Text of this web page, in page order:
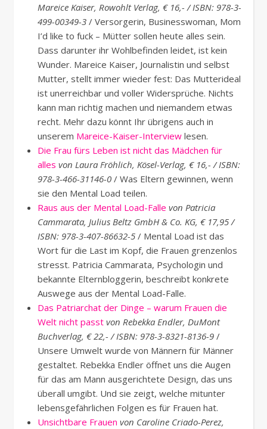
Mareice Kaiser, Rowohlt Verlag, € 16,- / ISBN: 978-3-
499-00349-3 / Versorgerin, Businesswoman, Mom
I’d like to fuck – Mütter sollen heute alles sein.
Dass darunter ihr Wohlbefinden leidet, ist kein
Wunder. Mareice Kaiser, Journalistin und selbst
Mutter, stellt immer wieder fest: Das Mutterideal
ist unerreichbar und voller Widersprüche. Nichts
kann man richtig machen und niemandem etwas
recht. Mehr dazu könnt Ihr übrigens auch in
unserem Mareice-Kaiser-Interview lesen.
Die Frau fürs Leben ist nicht das Mädchen für
alles von Laura Fröhlich, Kösel-Verlag, € 16,- / ISBN:
978-3-466-31146-0 / Was Eltern gewinnen, wenn
sie den Mental Load teilen.
Raus aus der Mental Load-Falle von Patricia
Cammarata, Julius Beltz GmbH & Co. KG, € 17,95 /
ISBN: 978-3-407-86632-5 / Mental Load ist das
Wort für die Last im Kopf, die Frauen grenzenlos
stresst. Patricia Cammarata, Psychologin und
bekannte Elternbloggerin, beschreibt konkrete
Auswege aus der Mental Load-Falle.
Das Patriarchat der Dinge – warum Frauen die
Welt nicht passt von Rebekka Endler, DuMont
Buchverlag, € 22,- / ISBN: 978-3-8321-8136-9 /
Unsere Umwelt wurde von Männern für Männer
gestaltet. Rebekka Endler öffnet uns die Augen
für das am Mann ausgerichtete Design, das uns
überall umgibt. Und sie zeigt, welche mitunter
lebensgefährlichen Folgen es für Frauen hat.
Unsichtbare Frauen von Caroline Criado-Perez,